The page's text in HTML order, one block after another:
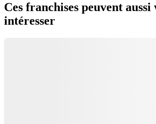
Ces franchises peuvent aussi
intéresser